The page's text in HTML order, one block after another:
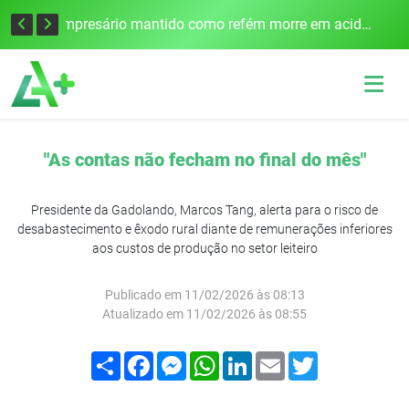
Edital para construção de ponte entre Itapiranga e Barra do Guarita deve ser lançado no segundo semestre Empresário mantido como refém morre em acidente após assalto em Cerro Largo
"As contas não fecham no final do mês"
Presidente da Gadolando, Marcos Tang, alerta para o risco de
desabastecimento e êxodo rural diante de remunerações inferiores
aos custos de produção no setor leiteiro
Publicado em 11/02/2026 às 08:13
Atualizado em 11/02/2026 às 08:55
Compartilhar
FacebookMessenger
WhatsApp
LinkedIn
Email